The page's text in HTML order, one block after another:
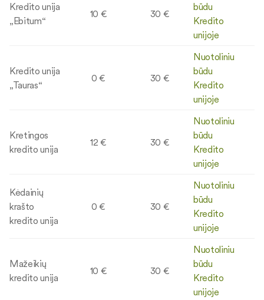
Kredito unija
„Ebitum“
10 € 30 €
būdu
Kredito
unijoje
Kredito unija
„Tauras“
0 € 30 €
Nuotoliniu
būdu
Kredito
unijoje
Kretingos
kredito unija
12 € 30 €
Nuotoliniu
būdu
Kredito
unijoje
Kėdainių
krašto
kredito unija
0 € 30 €
Nuotoliniu
būdu
Kredito
unijoje
Mažeikių
kredito unija
10 € 30 €
Nuotoliniu
būdu
Kredito
unijoje